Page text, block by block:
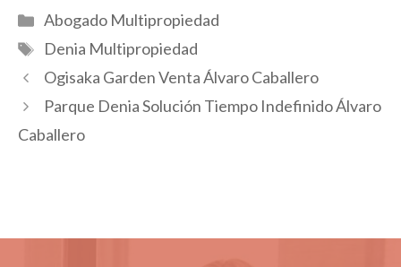
Categorías
Abogado Multipropiedad
Etiquetas
Denia Multipropiedad
Ogisaka Garden Venta Álvaro Caballero
Parque Denia Solución Tiempo Indefinido Álvaro
Caballero